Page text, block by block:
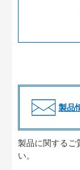
製品
製品に関するご
い。